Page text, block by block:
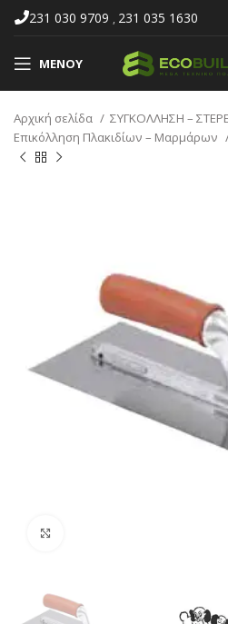
231 030 9709 , 231 035 1630
ΜΕΝΟΎ
Αρχική σελίδα
ΣΥΓΚΟΛΛΗΣΗ –
Επικόλληση Πλακιδίων – Μαρμάρων